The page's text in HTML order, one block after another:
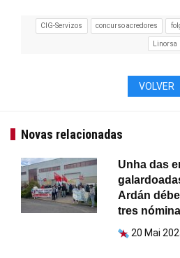
CIG-Servizos concurso acredores
Linorsa
VOLVER
Novas relacionadas
Unha das
Ardán
tres
20 Mai